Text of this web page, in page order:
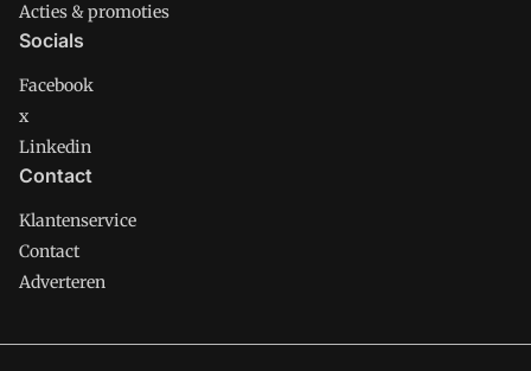
Acties & promoties
Socials
Facebook
x
Linkedin
Contact
Klantenservice
Contact
Adverteren